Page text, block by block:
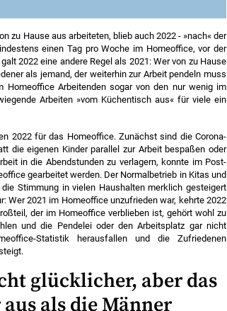
verschiedener Variablen wie
etc.
Sozio-oekonomischen Panels (v33.1).
zu Hause aus arbeiteten, blieb auch 2022 - »nach« der
einen Tag pro Woche im Homeoffice, vor der
2022 eine andere Regel als 2021: Wer von zu Hause
als jemand, der weiterhin zur Arbeit pendeln muss
Homeoffice Arbeitenden sogar von den nur wenig im
Arbeiten »vom Küchentisch aus« für viele ein
2022 für das Homeoffice. Zunächst sind die Corona-
die eigenen Kinder parallel zur Arbeit bespaßen oder
in die Abendstunden zu verlagern, konnte im Post-
gearbeitet werden. Der Normalbetrieb in Kitas und
Stimmung in vielen Haushalten merklich gesteigert
Wer 2021 im Homeoffice unzufrieden war, kehrte 2022
der im Homeoffice verblieben ist, gehört wohl zu
und die Pendelei oder den Arbeitsplatz gar nicht
Statistik herausfallen und die Zufriedenen
glücklicher, aber das
als die Männer